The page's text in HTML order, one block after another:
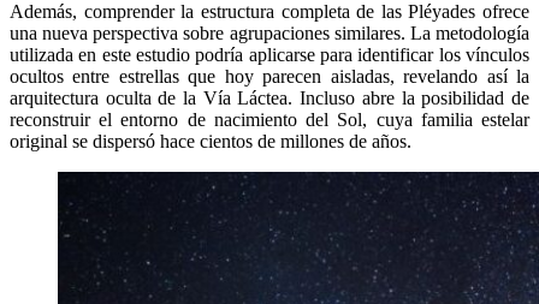
Además, comprender la estructura completa de las Pléyades ofrece
una nueva perspectiva sobre agrupaciones similares. La metodología
utilizada en este estudio podría aplicarse para identificar los vínculos
ocultos entre estrellas que hoy parecen aisladas, revelando así la
arquitectura oculta de la Vía Láctea. Incluso abre la posibilidad de
reconstruir el entorno de nacimiento del Sol, cuya familia estelar
original se dispersó hace cientos de millones de años.